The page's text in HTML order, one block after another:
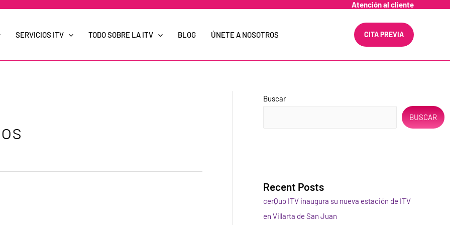
Atención al cliente
SERVICIOS ITV TODO SOBRE LA ITV BLOG ÚNETE A NOSOTROS CITA PREVIA
Buscar
BUSCAR
Recent Posts
cerQuo ITV inaugura su nueva estación de ITV
en Villarta de San Juan